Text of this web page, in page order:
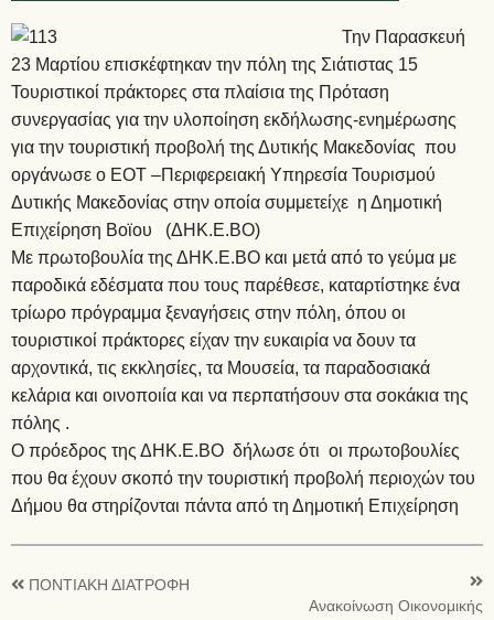
Την Παρασκευή
23 Μαρτίου επισκέφτηκαν την πόλη της Σιάτιστας 15
Τουριστικοί πράκτορες στα πλαίσια της Πρόταση
συνεργασίας για την υλοποίηση εκδήλωσης-ενημέρωσης
για την τουριστική προβολή της Δυτικής Μακεδονίας που
οργάνωσε ο ΕΟΤ –Περιφερειακή Υπηρεσία Τουρισμού
Δυτικής Μακεδονίας στην οποία συμμετείχε η Δημοτική
Επιχείρηση Βοϊου (ΔΗΚ.Ε.ΒΟ)
Με πρωτοβουλία της ΔΗΚ.Ε.ΒΟ και μετά από το γεύμα με
παροδικά εδέσματα που τους παρέθεσε, καταρτίστηκε ένα
τρίωρο πρόγραμμα ξεναγήσεις στην πόλη, όπου οι
τουριστικοί πράκτορες είχαν την ευκαιρία να δουν τα
αρχοντικά, τις εκκλησίες, τα Μουσεία, τα παραδοσιακά
κελάρια και οινοποιία και να περπατήσουν στα σοκάκια της
πόλης .
Ο πρόεδρος της ΔΗΚ.Ε.ΒΟ δήλωσε ότι οι πρωτοβουλίες
που θα έχουν σκοπό την τουριστική προβολή περιοχών του
Δήμου θα στηρίζονται πάντα από τη Δημοτική Επιχείρηση
ΠΟΝΤΙΑΚΗ ΔΙΑΤΡΟΦΗ
Ανακοίνωση Οικονομικής